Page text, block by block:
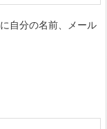
自分の名前、メール